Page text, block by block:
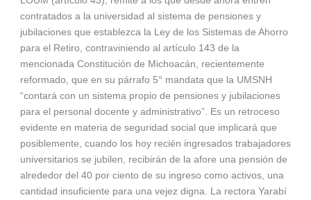
contratados a la universidad al sistema de pensiones y
jubilaciones que establezca la Ley de los Sistemas de Ahorro
para el Retiro, contraviniendo al artículo 143 de la
mencionada Constitución de Michoacán, recientemente
reformado, que en su párrafo 5° mandata que la UMSNH
“contará con un sistema propio de pensiones y jubilaciones
para el personal docente y administrativo”. Es un retroceso
evidente en materia de seguridad social que implicará que
posiblemente, cuando los hoy recién ingresados trabajadores
universitarios se jubilen, recibirán de la afore una pensión de
alrededor del 40 por ciento de su ingreso como activos, una
cantidad insuficiente para una vejez digna. La rectora Yarabí